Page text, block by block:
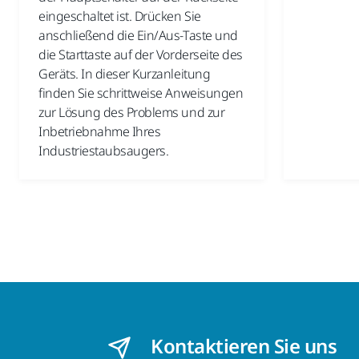
eingeschaltet ist. Drücken Sie
anschließend die Ein/Aus-Taste und
die Starttaste auf der Vorderseite des
Geräts. In dieser Kurzanleitung
finden Sie schrittweise Anweisungen
zur Lösung des Problems und zur
Inbetriebnahme Ihres
Industriestaubsaugers.
Kontaktieren Sie uns